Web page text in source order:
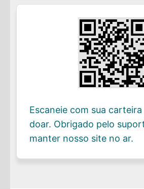
Escaneie com sua
doar. Obrigado pelo
manter nosso site no ar.